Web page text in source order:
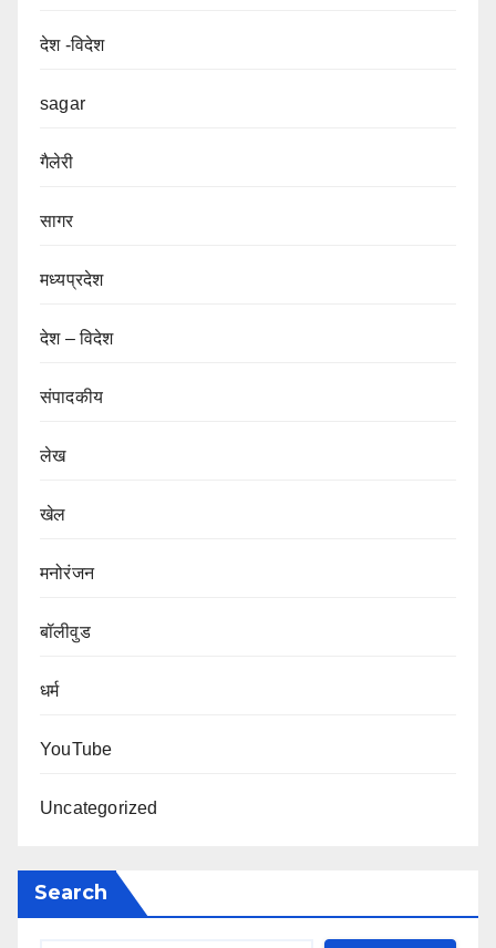
देश -विदेश
sagar
गैलेरी
सागर
मध्यप्रदेश
देश – विदेश
संपादकीय
लेख
खेल
मनोरंजन
बॉलीवुड
धर्म
YouTube
Uncategorized
Search